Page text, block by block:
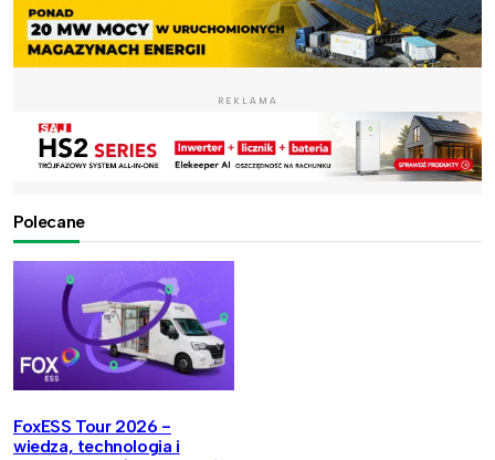
REKLAMA
Polecane
FoxESS Tour 2026 -
wiedza, technologia i